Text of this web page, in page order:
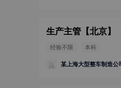
生产主管 【北京】
经验不限 本科
某上海大型整车制造公